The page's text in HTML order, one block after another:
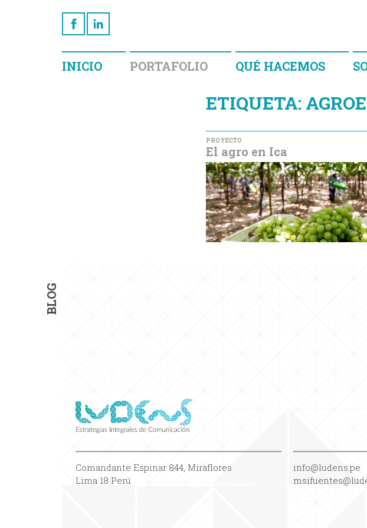
INICIO PORTAFOLIO QUÉ HACEMOS
BLOG
ETIQUETA:
PROYECTO
El agro en Ica
Comandante Espinar 844, Miraflores
Lima 18 Perú
info@ludens.pe